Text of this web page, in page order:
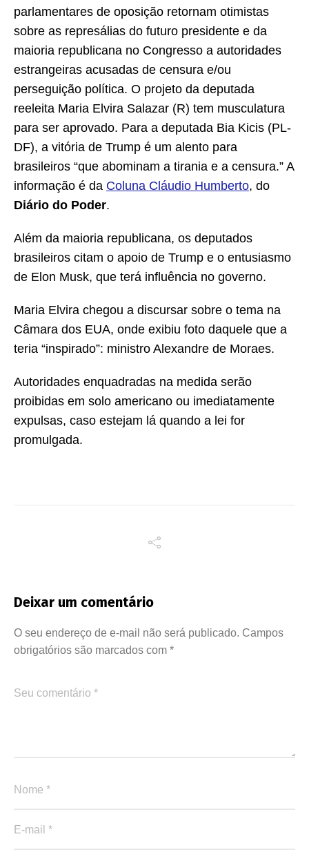
parlamentares de oposição retornam otimistas
sobre as represálias do futuro presidente e da
maioria republicana no Congresso a autoridades
estrangeiras acusadas de censura e/ou
perseguição política. O projeto da deputada
reeleita Maria Elvira Salazar (R) tem musculatura
para ser aprovado. Para a deputada Bia Kicis (PL-
DF), a vitória de Trump é um alento para
brasileiros “que abominam a tirania e a censura.” A
informação é da Coluna Cláudio Humberto, do
Diário do Poder.
Além da maioria republicana, os deputados
brasileiros citam o apoio de Trump e o entusiasmo
de Elon Musk, que terá influência no governo.
Maria Elvira chegou a discursar sobre o tema na
Câmara dos EUA, onde exibiu foto daquele que a
teria “inspirado”: ministro Alexandre de Moraes.
Autoridades enquadradas na medida serão
proibidas em solo americano ou imediatamente
expulsas, caso estejam lá quando a lei for
promulgada.
Deixar um comentário
O seu endereço de e-mail não será publicado. Campos
obrigatórios são marcados com *